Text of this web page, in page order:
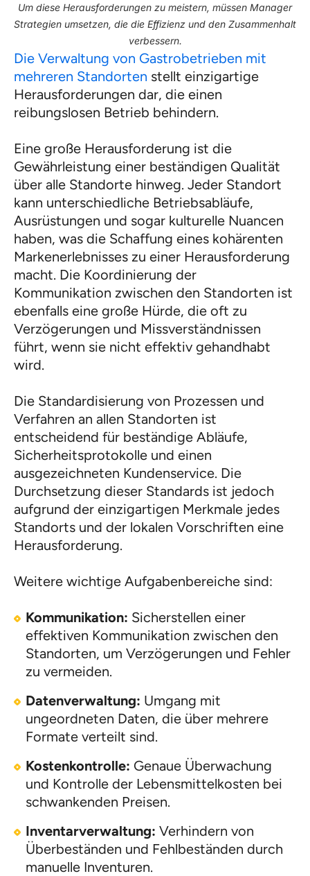
Um diese Herausforderungen zu meistern, müssen Manager
Strategien umsetzen, die die Effizienz und den Zusammenhalt
verbessern.
Die Verwaltung von Gastrobetrieben mit
mehreren Standorten stellt einzigartige
Herausforderungen dar, die einen
reibungslosen Betrieb behindern.
Eine große Herausforderung ist die
Gewährleistung einer beständigen Qualität
über alle Standorte hinweg. Jeder Standort
kann unterschiedliche Betriebsabläufe,
Ausrüstungen und sogar kulturelle Nuancen
haben, was die Schaffung eines kohärenten
Markenerlebnisses zu einer Herausforderung
macht. Die Koordinierung der
Kommunikation zwischen den Standorten ist
ebenfalls eine große Hürde, die oft zu
Verzögerungen und Missverständnissen
führt, wenn sie nicht effektiv gehandhabt
wird.
Die Standardisierung von Prozessen und
Verfahren an allen Standorten ist
entscheidend für beständige Abläufe,
Sicherheitsprotokolle und einen
ausgezeichneten Kundenservice. Die
Durchsetzung dieser Standards ist jedoch
aufgrund der einzigartigen Merkmale jedes
Standorts und der lokalen Vorschriften eine
Herausforderung.
Weitere wichtige Aufgabenbereiche sind:
Kommunikation: Sicherstellen einer
effektiven Kommunikation zwischen den
Standorten, um Verzögerungen und Fehler
zu vermeiden.
Datenverwaltung: Umgang mit
ungeordneten Daten, die über mehrere
Formate verteilt sind.
Kostenkontrolle: Genaue Überwachung
und Kontrolle der Lebensmittelkosten bei
schwankenden Preisen.
Inventarverwaltung: Verhindern von
Überbeständen und Fehlbeständen durch
manuelle Inventuren.